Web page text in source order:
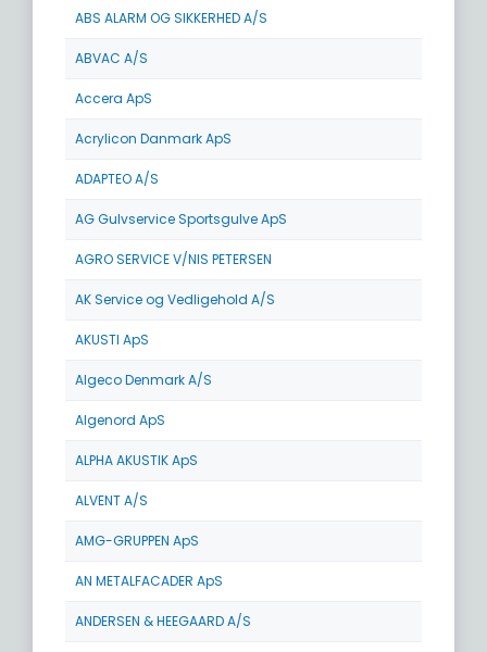
ABS ALARM OG SIKKERHED A/S
ABVAC A/S
Accera ApS
Acrylicon Danmark ApS
ADAPTEO A/S
AG Gulvservice Sportsgulve ApS
AGRO SERVICE V/NIS PETERSEN
AK Service og Vedligehold A/S
AKUSTI ApS
Algeco Denmark A/S
Algenord ApS
ALPHA AKUSTIK ApS
ALVENT A/S
AMG-GRUPPEN ApS
AN METALFACADER ApS
ANDERSEN & HEEGAARD A/S